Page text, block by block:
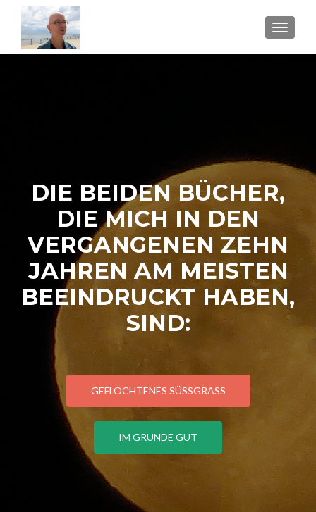
DIE BEIDEN BÜCHER,
DIE MICH IN DEN
VERGANGENEN ZEHN
JAHREN AM MEISTEN
BEEINDRUCKT HABEN,
SIND:
GEFLOCHTENES SÜSSGRASS
IM GRUNDE GUT